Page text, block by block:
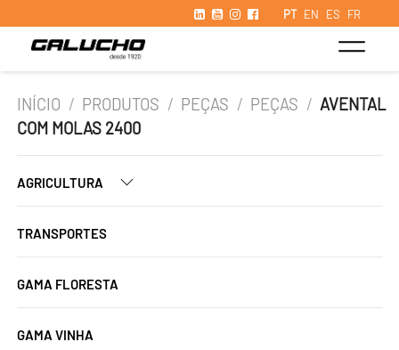
PT EN ES FR
INÍCIO / PRODUTOS / PEÇAS / PEÇAS / AVENTAL
COM MOLAS 2400
AGRICULTURA
TRANSPORTES
GAMA FLORESTA
GAMA VINHA